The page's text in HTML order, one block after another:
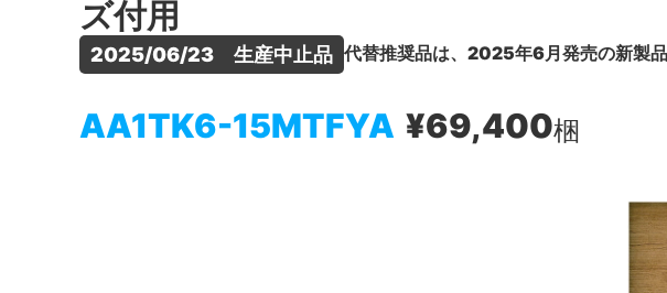
ズ付用
2025/06/23　生産中止品 代替推奨品は、2025年6月発売の新製品
AA1TK6-15MTFYA ¥69,400梱